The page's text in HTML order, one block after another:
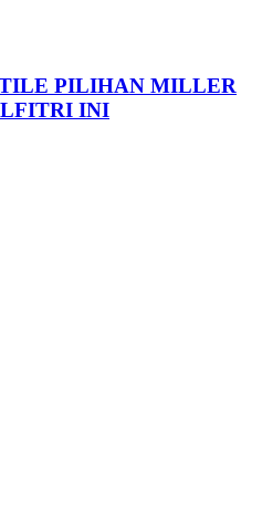
PILIHAN MILLER
INI